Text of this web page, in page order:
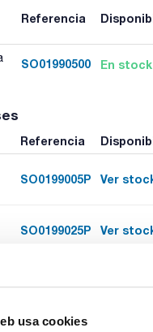
usa cookies
Referencia
SO01990500 En stock
Referencia
SO0199005P Ver
SO0199025P Ver